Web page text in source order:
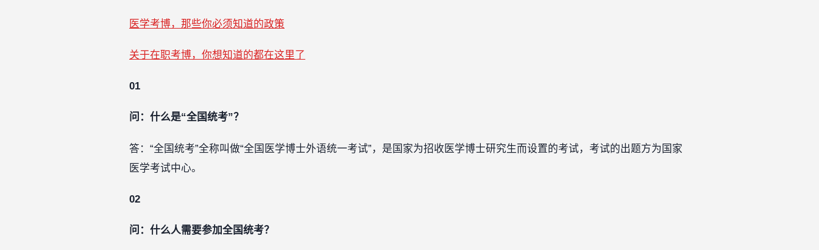
医学考博，那些你必须知道的政策
关于在职考博，你想知道的都在这里了
01
问：什么是“全国统考”？
答：“全国统考”全称叫做“全国医学博士外语统一考试”，是国家为招收医学博士研究生而设置的考试，考试的出题方为国家
医学考试中心。
02
问：什么人需要参加全国统考？